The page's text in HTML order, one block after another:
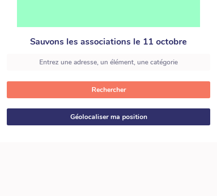
Sauvons les associations le 11 octobre
Rechercher
Géolocaliser ma position